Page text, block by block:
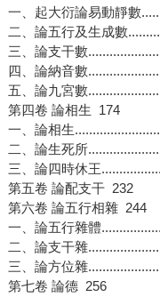
一、起大衍論易動靜數
二、論五行及生成數
三、論支干數
四、論納音數
五、論九宮數
第四卷 論相生 174
一、論相生
二、論生死所
三、論四時休王
第五卷 論配支干 232
第六卷 論五行相雜 244
一、論五行雜體
二、論支干雜
三、論方位雜
第七卷 論德 256